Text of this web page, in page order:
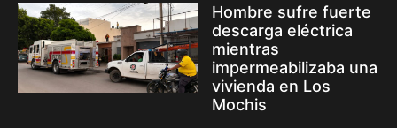
Hombre sufre fuerte
descarga eléctrica
mientras
impermeabilizaba una
vivienda en Los
Mochis